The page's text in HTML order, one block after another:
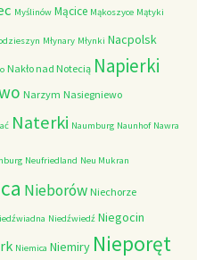
Myślinów Mącice Mąkoszyce Mątyki
Młynary Młynki Nacpolsk
Nakło nad Notecią Napierki
Narzym Nasiegniewo
Naterki Naumburg Naunhof Nawra
Neufriedland Neu Mukran
Nieborów Niechorze
Niedźwiedź Niegocin
Niemica Niemiry Nieporęt